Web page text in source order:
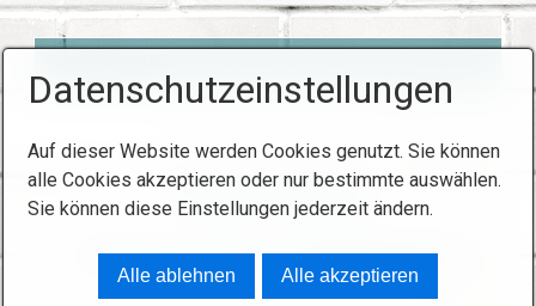
Interner Bereich
© 2026 FOKUS Jugendhilfe Bayreuth
Datenschutzeinstellungen
Auf dieser Website werden Cookies genutzt. Sie können
alle Cookies akzeptieren oder nur bestimmte auswählen.
Sie können diese Einstellungen jederzeit ändern.
Alle ablehnen Alle akzeptieren